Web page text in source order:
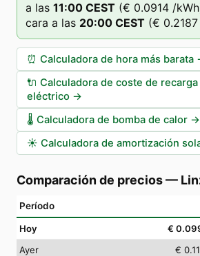
a las 11:00 CEST (€ 0.0914 /
cara a las 20:00 CEST (€ 0.2187
⏰ Calculadora de hora más barata
🔌 Calculadora de coste de
eléctrico →
🌡️ Calculadora de bomba de calor →
☀️ Calculadora de amortización
Comparación de precios—
Período
Hoy €
Ayer
€